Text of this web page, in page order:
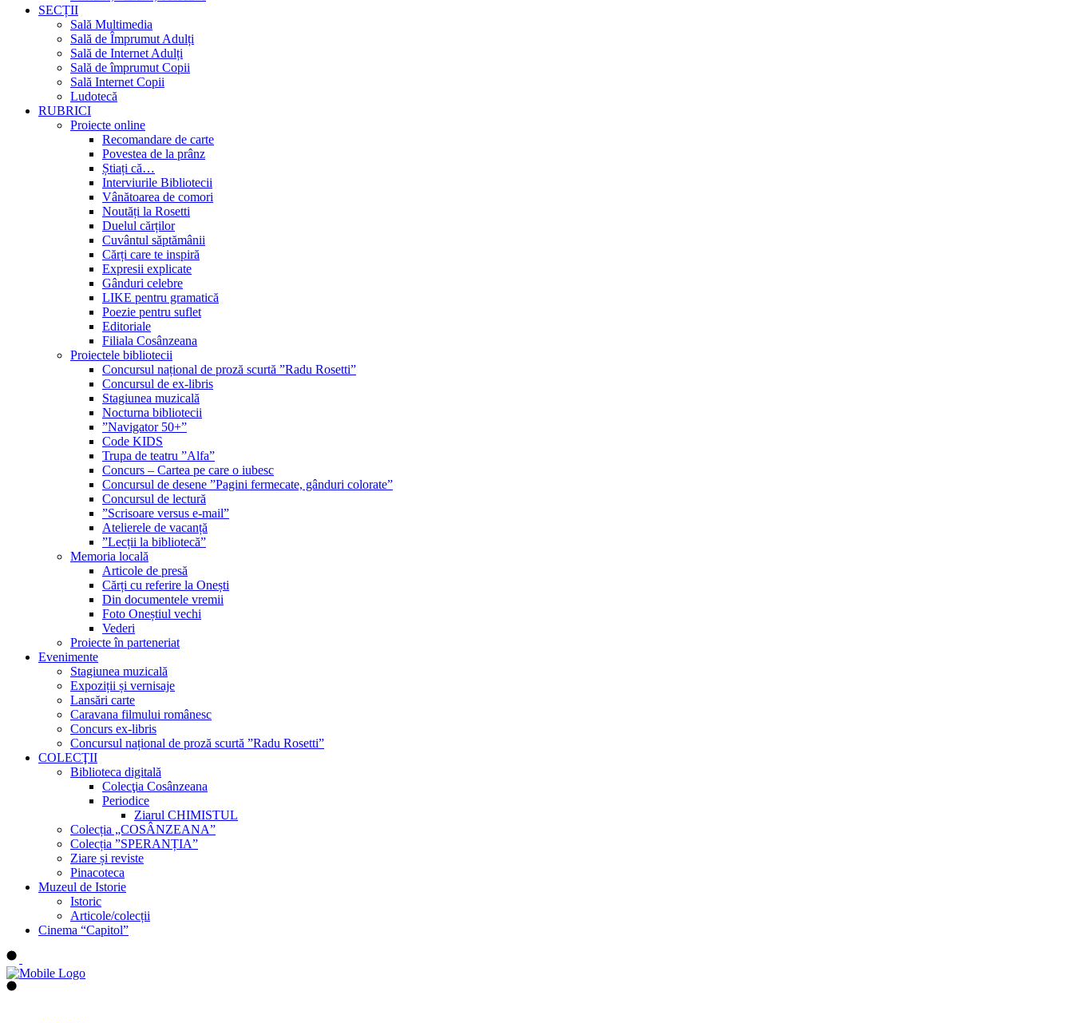
SECȚII
Sală Multimedia
Sală de Împrumut Adulți
Sală de Internet Adulți
Sală de împrumut Copii
Sală Internet Copii
Ludotecă
RUBRICI
Proiecte online
Recomandare de carte
Povestea de la prânz
Știați că…
Interviurile Bibliotecii
Vânătoarea de comori
Noutăți la Rosetti
Duelul cărților
Cuvântul săptămânii
Cărți care te inspiră
Expresii explicate
Gânduri celebre
LIKE pentru gramatică
Poezie pentru suflet
Editoriale
Filiala Cosânzeana
Proiectele bibliotecii
Concursul național de proză scurtă ”Radu Rosetti”
Concursul de ex-libris
Stagiunea muzicală
Nocturna bibliotecii
”Navigator 50+”
Code KIDS
Trupa de teatru ”Alfa”
Concurs – Cartea pe care o iubesc
Concursul de desene ”Pagini fermecate, gânduri colorate”
Concursul de lectură
”Scrisoare versus e-mail”
Atelierele de vacanță
”Lecții la bibliotecă”
Memoria locală
Articole de presă
Cărți cu referire la Onești
Din documentele vremii
Foto Oneștiul vechi
Vederi
Proiecte în parteneriat
Evenimente
Stagiunea muzicală
Expoziții și vernisaje
Lansări carte
Caravana filmului românesc
Concurs ex-libris
Concursul național de proză scurtă ”Radu Rosetti”
COLECŢII
Biblioteca digitală
Colecţia Cosânzeana
Periodice
Ziarul CHIMISTUL
Colecția „COSÂNZEANA”
Colecția ”SPERANȚIA”
Ziare și reviste
Pinacoteca
Muzeul de Istorie
Istoric
Articole/colecții
Cinema “Capitol”